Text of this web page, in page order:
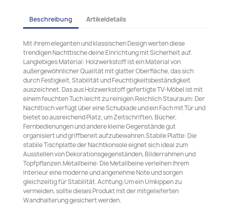
Beschreibung Artikeldetails
Mit ihrem eleganten und klassischen Design werten diese
trendigen Nachttische deine Einrichtung mit Sicherheit auf.
Langlebiges Material: Holzwerkstoff ist ein Material von
außergewöhnlicher Qualität mit glatter Oberfläche, das sich
durch Festigkeit, Stabilität und Feuchtigkeitsbeständigkeit
auszeichnet. Das aus Holzwerkstoff gefertigte TV-Möbel ist mit
einem feuchten Tuch leicht zu reinigen.Reichlich Stauraum: Der
Nachttisch verfügt über eine Schublade und ein Fach mit Tür und
bietet so ausreichend Platz, um Zeitschriften, Bücher,
Fernbedienungen und andere kleine Gegenstände gut
organisiert und griffbereit aufzubewahren.Stabile Platte: Die
stabile Tischplatte der Nachtkonsole eignet sich ideal zum
Ausstellen von Dekorationsgegenständen, Bilderrahmen und
Topfpflanzen.Metallbeine: Die Metallbeine verleihen Ihrem
Interieur eine moderne und angenehme Note und sorgen
gleichzeitig für Stabilität. Achtung:Um ein Umkippen zu
vermeiden, sollte dieses Produkt mit der mitgelieferten
Wandhalterung gesichert werden.